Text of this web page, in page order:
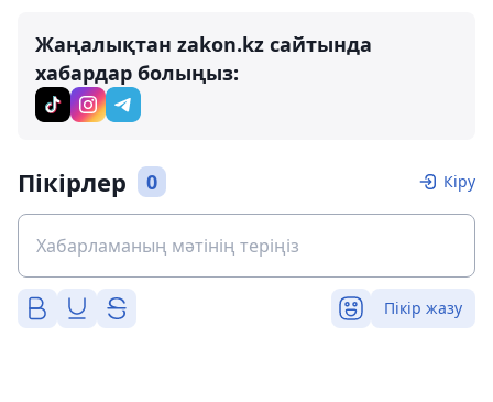
Жаңалықтан zakon.kz сайтында
хабардар болыңыз:
Пікірлер 0 Кіру
Пікір жазу